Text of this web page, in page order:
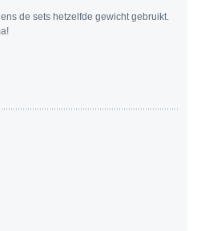
de sets hetzelfde gewicht gebruikt.